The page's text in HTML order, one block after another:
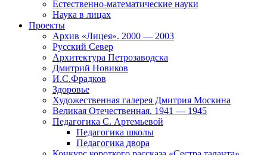
Естественно-математические науки
Наука в лицах
Проекты
Архив «Лицея». 2000 — 2003
Русский Север
Архитектура Петрозаводска
Дмитрий Новиков
И.С.Фрадков
Здоровье
Художественная галерея Дмитрия Москина
Великая Отечественная. 1941 — 1945
Педагогика С. Артемьевой
Педагогика школы
Педагогика двора